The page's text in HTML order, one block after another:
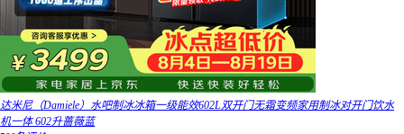
达米尼（Damiele）水吧制冰冰箱一级能效602L双开门无霜变频家用制冰对开门饮水
机一体 602升蔷薇蓝